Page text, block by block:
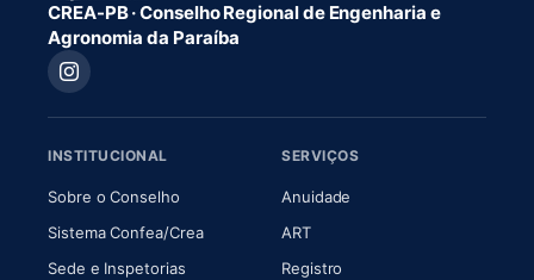
CREA-PB · Conselho Regional de Engenharia e
Agronomia da Paraíba
INSTITUCIONAL
Sobre o Conselho(abre em nova aba)
Sistema Confea/Crea(abre em nova aba)
Sede e Inspetorias
SERVIÇOS
Anuidade
ART(abre em nova aba)
Registro